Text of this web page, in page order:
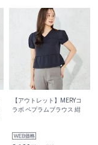
【アウトレット】MERYコ
ラボ ペプラムブラウス 紺